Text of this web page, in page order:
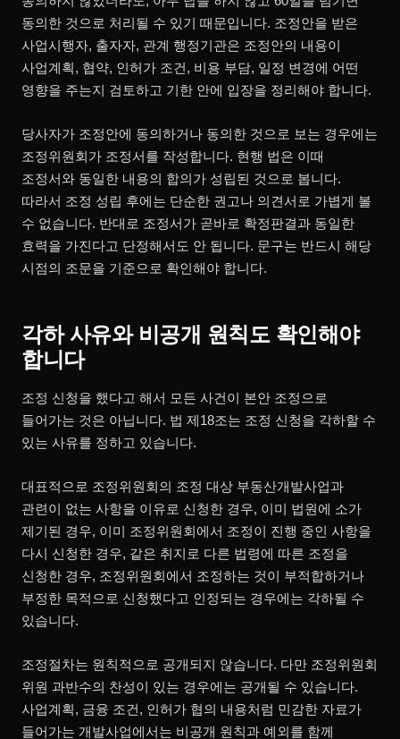
동의한 것으로 처리될 수 있기 때문입니다. 조정안을 받은
사업시행자, 출자자, 관계 행정기관은 조정안의 내용이
사업계획, 협약, 인허가 조건, 비용 부담, 일정 변경에 어떤
영향을 주는지 검토하고 기한 안에 입장을 정리해야 합니다.
당사자가 조정안에 동의하거나 동의한 것으로 보는 경우에는
조정위원회가 조정서를 작성합니다. 현행 법은 이때
조정서와 동일한 내용의 합의가 성립된 것으로 봅니다.
따라서 조정 성립 후에는 단순한 권고나 의견서로 가볍게 볼
수 없습니다. 반대로 조정서가 곧바로 확정판결과 동일한
효력을 가진다고 단정해서도 안 됩니다. 문구는 반드시 해당
시점의 조문을 기준으로 확인해야 합니다.
각하 사유와 비공개 원칙도 확인해야
합니다
조정 신청을 했다고 해서 모든 사건이 본안 조정으로
들어가는 것은 아닙니다. 법 제18조는 조정 신청을 각하할 수
있는 사유를 정하고 있습니다.
대표적으로 조정위원회의 조정 대상 부동산개발사업과
관련이 없는 사항을 이유로 신청한 경우, 이미 법원에 소가
제기된 경우, 이미 조정위원회에서 조정이 진행 중인 사항을
다시 신청한 경우, 같은 취지로 다른 법령에 따른 조정을
신청한 경우, 조정위원회에서 조정하는 것이 부적합하거나
부정한 목적으로 신청했다고 인정되는 경우에는 각하될 수
있습니다.
조정절차는 원칙적으로 공개되지 않습니다. 다만 조정위원회
위원 과반수의 찬성이 있는 경우에는 공개될 수 있습니다.
사업계획, 금융 조건, 인허가 협의 내용처럼 민감한 자료가
들어가는 개발사업에서는 비공개 원칙과 예외를 함께